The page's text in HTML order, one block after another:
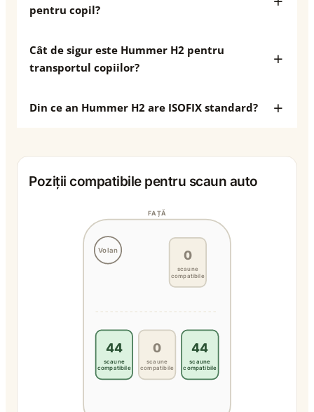
pentru copil?
Cât de sigur este Hummer H2 pentru
transportul copiilor?
Din ce an Hummer H2 are ISOFIX standard?
Poziții compatibile pentru scaun auto
Volan
FAȚĂ
0
scaune
compatibile
44
scaune
compatibile
0
scaune
compatibile
44
scaune
compatibile